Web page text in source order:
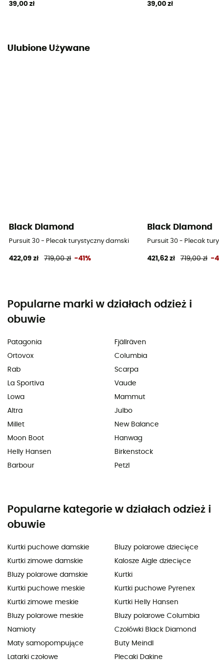
39,00 zł 39,00 zł
Ulubione Używane
Black Diamond
Pursuit 30 - Plecak turystyczny damski
422,09 zł 719,00 zł -41%
Black Diamond
Pursuit 30 - Plecak
421,62 zł 719,00 zł -
Popularne marki w działach odzież i
obuwie
Patagonia
Ortovox
Rab
La Sportiva
Lowa
Altra
Millet
Moon Boot
Helly Hansen
Barbour
Fjällräven
Columbia
Scarpa
Vaude
Mammut
Julbo
New Balance
Hanwag
Birkenstock
Petzl
Popularne kategorie w działach odzież i
obuwie
Kurtki puchowe damskie
Kurtki zimowe damskie
Bluzy polarowe damskie
Kurtki puchowe meskie
Kurtki zimowe meskie
Bluzy polarowe meskie
Namioty
Maty samopompujące
Latarki czołowe
Bluzy polarowe dziecięce
Kalosze Aigle dziecięce
Kurtki
Kurtki puchowe Pyrenex
Kurtki Helly Hansen
Bluzy polarowe Columbia
Czołówki Black Diamond
Buty Meindl
Plecaki Dakine